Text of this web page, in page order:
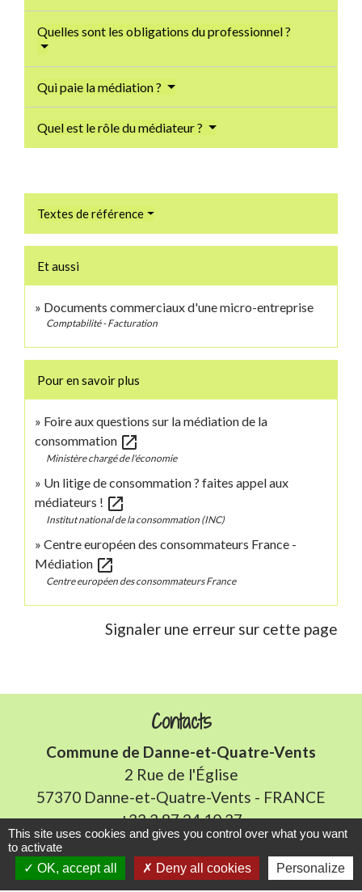
Quelles sont les obligations du professionnel ?
Qui paie la médiation ?
Quel est le rôle du médiateur ?
Textes de référence
Et aussi
Documents commerciaux d'une micro-entreprise
Comptabilité - Facturation
Pour en savoir plus
Foire aux questions sur la médiation de la
consommation open_in_new
Ministère chargé de l'économie
Un litige de consommation ? faites appel aux
médiateurs ! open_in_new
Institut national de la consommation (INC)
Centre européen des consommateurs France -
Médiation open_in_new
Centre européen des consommateurs France
Signaler une erreur sur cette page
Contacts
Commune de Danne-et-Quatre-Vents
2 Rue de l'Église
57370 Danne-et-Quatre-Vents - FRANCE
+33 3 87 24 10 37
Accueil en mairie :
Lundi de 10h à 12h et de 16h à 19h
This site uses cookies and gives you control over what you want
to activate
OK, accept all
Deny all cookies Personalize